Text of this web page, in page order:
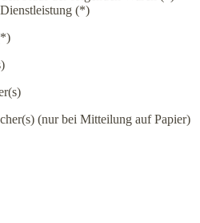
(*)
(nur bei Mitteilung auf Papier)